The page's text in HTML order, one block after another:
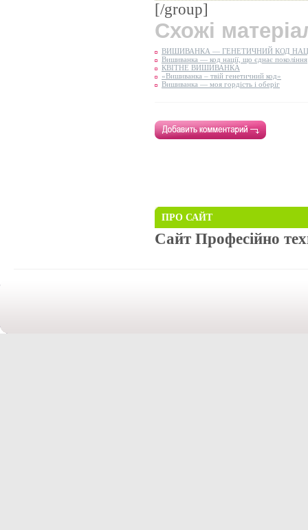
[/group]
Схожі
ВИШИВАНКА — ГЕНЕТИЧНИЙ КОД
Вишиванка — код нації, що єднає покоління
КВІТНЕ ВИШИВАНКА
«Вишиванка – твій генетичний код»
Вишиванка — моя гордість і оберіг
ПРО САЙТ
Сайт Професійно